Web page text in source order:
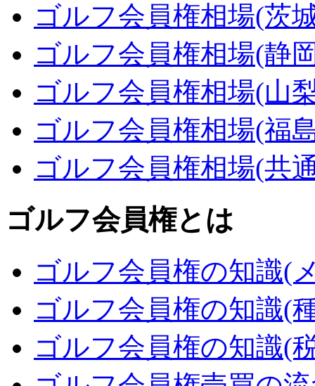
ゴルフ会員権相場(茨
ゴルフ会員権相場(静
ゴルフ会員権相場(山
ゴルフ会員権相場(福
ゴルフ会員権相場(共
ゴルフ会員権とは
ゴルフ会員権の知識(
ゴルフ会員権の知識(
ゴルフ会員権の知識(